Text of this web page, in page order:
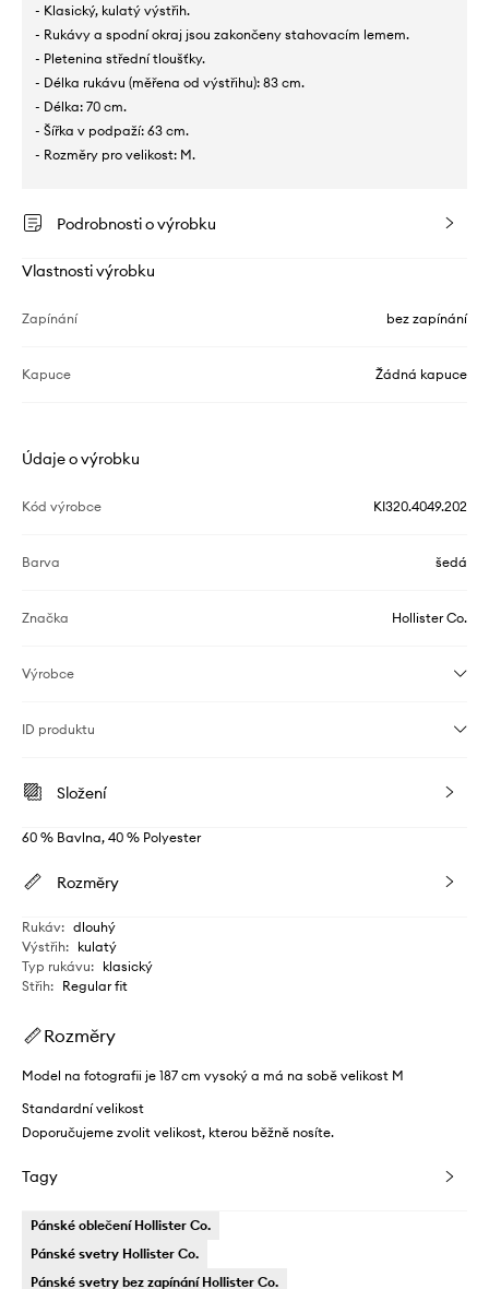
- Klasický, kulatý výstřih.
- Rukávy a spodní okraj jsou zakončeny stahovacím lemem.
- Pletenina střední tloušťky.
- Délka rukávu (měřena od výstřihu): 83 cm.
- Délka: 70 cm.
- Šířka v podpaží: 63 cm.
- Rozměry pro velikost: M.
Podrobnosti o výrobku
Vlastnosti výrobku
Zapínání bez zapínání
Kapuce Žádná kapuce
Údaje o výrobku
Kód výrobce KI320.4049.202
Barva šedá
Značka Hollister Co.
Výrobce
ID produktu
Složení
60 % Bavlna, 40 % Polyester
Rozměry
Rukáv: dlouhý
Výstřih: kulatý
Typ rukávu: klasický
Střih: Regular fit
Rozměry
Model na fotografii je 187 cm vysoký a má na sobě velikost M
Standardní velikost
Doporučujeme zvolit velikost, kterou běžně nosíte.
Tagy
Pánské oblečení Hollister Co.
Pánské svetry Hollister Co.
Pánské svetry bez zapínání Hollister Co.